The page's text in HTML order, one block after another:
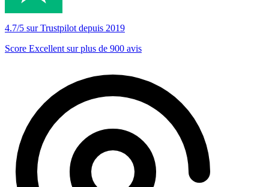
4.7/5 sur Trustpilot depuis 2019
Score Excellent sur plus de 900 avis